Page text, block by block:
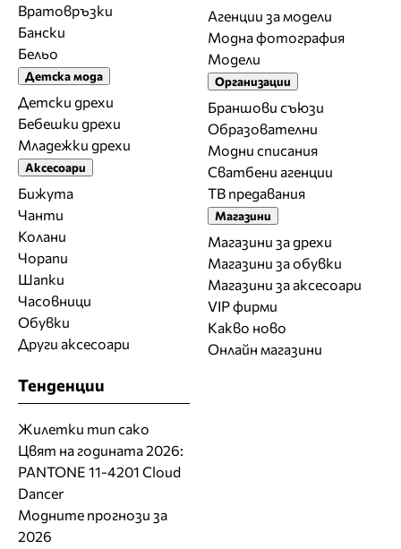
Вратовръзки
Бански
Бельо
Детска мода
Детски дрехи
Бебешки дрехи
Младежки дрехи
Аксесоари
Бижута
Чанти
Колани
Чорапи
Шапки
Часовници
Обувки
Други аксесоари
Агенции за модели
Модна фотография
Модели
Организации
Браншови съюзи
Образователни
Модни списания
Сватбени агенции
ТВ предавания
Магазини
Магазини за дрехи
Магазини за обувки
Магазини за aксесоари
VIP фирми
Какво ново
Онлайн магазини
Тенденции
Жилетки тип сако
Цвят на годината 2026:
PANTONE 11-4201 Cloud
Dancer
Модните прогнози за
2026